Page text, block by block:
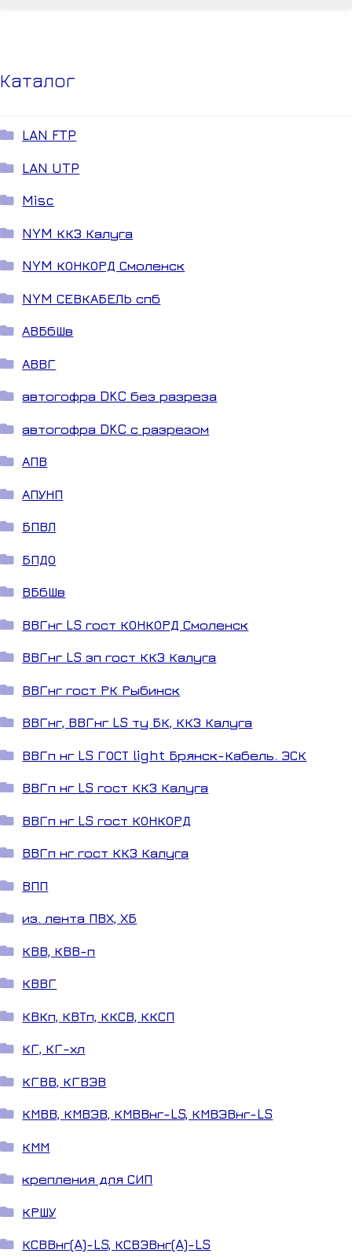
Каталог
LAN FTP
LAN UTP
Misc
NYM ККЗ Калуга
NYM КОНКОРД Смоленск
NYM СЕВКАБЕЛЬ спб
АВБбШв
АВВГ
автогофра DKC без разреза
автогофра DKC с разрезом
АПВ
АПУНП
БПВЛ
БПДО
ВБбШв
ВВГнг LS гост КОНКОРД Смоленск
ВВГнг LS зп гост ККЗ Калуга
ВВГнг гост РК Рыбинск
ВВГнг, ВВГнг LS ту БК, ККЗ Калуга
ВВГп нг LS ГОСТ light Брянск-Кабель. ЭСК
ВВГп нг LS гост ККЗ Калуга
ВВГп нг LS гост КОНКОРД
ВВГп нг гост ККЗ Калуга
ВПП
из. лента ПВХ, ХБ
КВВ, КВВ-п
КВВГ
КВКп, КВТп, ККСВ, ККСП
КГ, КГ-хл
КГВВ, КГВЭВ
КМВВ, КМВЭВ, КМВВнг-LS, КМВЭВнг-LS
КММ
крепления для СИП
КРШУ
КСВВнг(A)-LS, КСВЭВнг(A)-LS